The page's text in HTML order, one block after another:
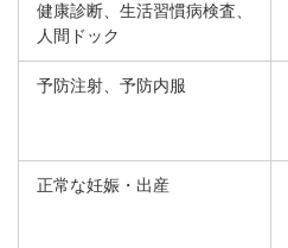
健康診断、生活習慣病検査、
人間ドック
予防注射、予防内服
正常な妊娠・出産